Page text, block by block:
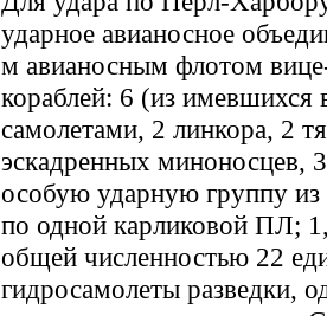
ударное авианосное
м авианосным флотом
кораблей: 6 (из имевшихся
самолетами, 2 линкора, 2
эскадренных миноносцев,
особую ударную группу
по одной карликовой ПЛ;
общей численностью 22
гидросамолеты разведки,